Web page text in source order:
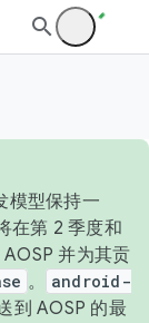
模型保持一
在第 2 季度和
并为其贡
。
android-
到 AOSP 的最